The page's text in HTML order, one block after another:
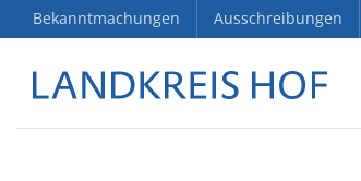
Bekanntmachungen Ausschreibungen